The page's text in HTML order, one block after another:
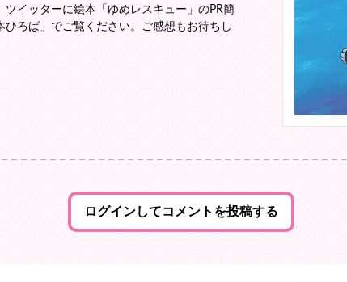
イッターに絵本「ゆめレスキュー」のPR簡
ろば」でご覧ください。ご感想もお待ちし
ログインしてコメントを投稿する